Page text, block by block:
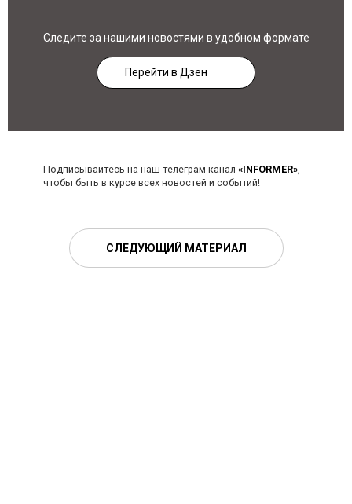
Следите за нашими новостями в удобном формате
Перейти в Дзен
Подписывайтесь на наш телеграм-канал «INFORMER»,
чтобы быть в курсе всех новостей и событий!
СЛЕДУЮЩИЙ МАТЕРИАЛ